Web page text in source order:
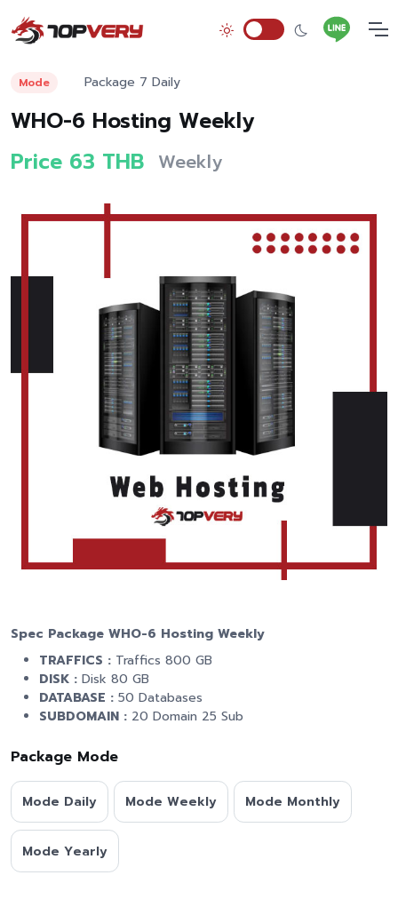
Mode Package 7 Daily
WHO-6 Hosting Weekly
Price 63 THB Weekly
Spec Package WHO-6 Hosting Weekly
TRAFFICS : Traffics 800 GB
DISK : Disk 80 GB
DATABASE : 50 Databases
SUBDOMAIN : 20 Domain 25 Sub
Package Mode
Mode Daily Mode Weekly Mode Monthly
Mode Yearly